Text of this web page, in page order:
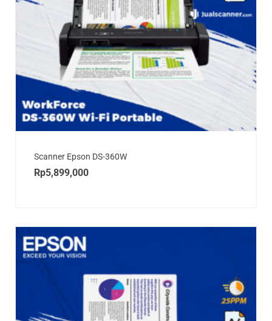
Scanner Epson DS-360W
Rp5,899,000